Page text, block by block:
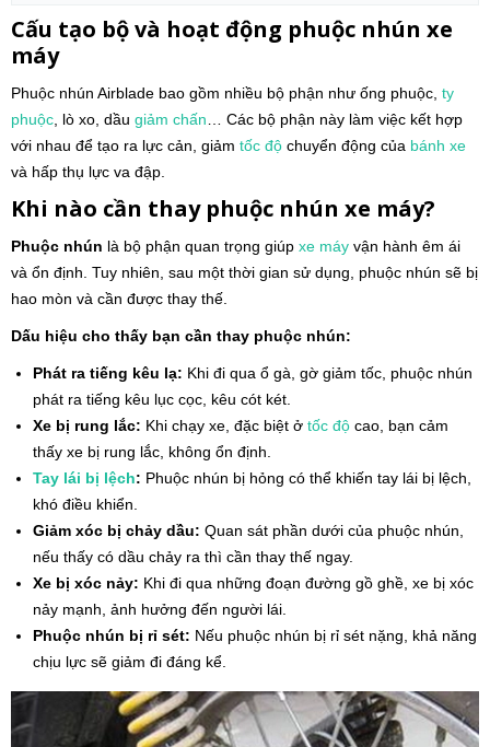
Cấu tạo bộ và hoạt động phuộc nhún xe
máy
Phuộc nhún Airblade bao gồm nhiều bộ phận như ống phuộc, ty
phuộc , lò xo, dầu giảm chấn … Các bộ phận này làm việc kết hợp
với nhau để tạo ra lực cản, giảm tốc độ chuyển động của bánh xe
và hấp thụ lực va đập.
Khi nào cần thay phuộc nhún xe máy?
Phuộc nhún là bộ phận quan trọng giúp xe máy vận hành êm ái
và ổn định. Tuy nhiên, sau một thời gian sử dụng, phuộc nhún sẽ bị
hao mòn và cần được thay thế.
Dấu hiệu cho thấy bạn cần thay phuộc nhún:
Phát ra tiếng kêu lạ: Khi đi qua ổ gà, gờ giảm tốc, phuộc nhún
phát ra tiếng kêu lục cọc, kêu cót két.
Xe bị rung lắc: Khi chạy xe, đặc biệt ở tốc độ cao, bạn cảm
thấy xe bị rung lắc, không ổn định.
Tay lái bị lệch: Phuộc nhún bị hỏng có thể khiến tay lái bị lệch,
khó điều khiển.
Giảm xóc bị chảy dầu: Quan sát phần dưới của phuộc nhún,
nếu thấy có dầu chảy ra thì cần thay thế ngay.
Xe bị xóc nảy: Khi đi qua những đoạn đường gồ ghề, xe bị xóc
nảy mạnh, ảnh hưởng đến người lái.
Phuộc nhún bị rỉ sét: Nếu phuộc nhún bị rỉ sét nặng, khả năng
chịu lực sẽ giảm đi đáng kể.